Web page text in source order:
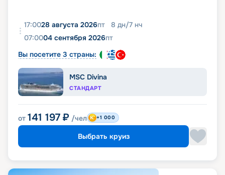
17:0028 августа 2026пт 8 дн/7 нч
07:0004 сентября 2026пт
Вы посетите 3 страны:
MSC Divina
СТАНДАРТ
от 141 197 ₽ /чел +1 000
Выбрать круиз